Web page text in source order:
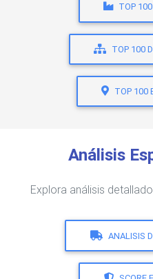
TOP
TOP 100
TOP 100
Análisis
Explora análisis
ANALISIS